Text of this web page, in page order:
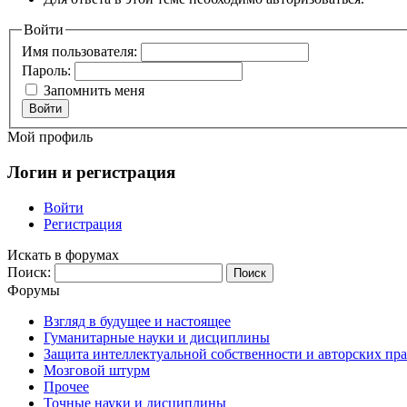
Войти
Имя пользователя:
Пароль:
Запомнить меня
Войти
Мой профиль
Логин и регистрация
Войти
Регистрация
Искать в форумах
Поиск:
Форумы
Взгляд в будущее и настоящее
Гуманитарные науки и дисциплины
Защита интеллектуальной собственности и авторских
Мозговой штурм
Прочее
Точные науки и дисциплины